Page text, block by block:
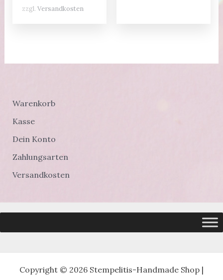
zzgl. Versandkosten
Warenkorb
Kasse
Dein Konto
Zahlungsarten
Versandkosten
Copyright © 2026 Stempelitis-Handmade Shop |